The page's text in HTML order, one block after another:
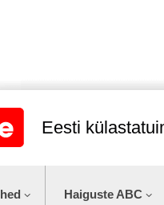
Eesti
Haiguste ABC